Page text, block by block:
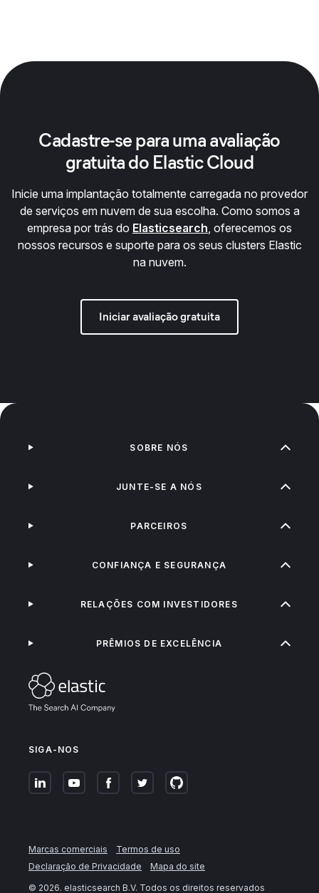
Cadastre-se para uma avaliação
gratuita do Elastic Cloud
Inicie uma implantação totalmente carregada no provedor
de serviços em nuvem de sua escolha. Como somos a
empresa por trás do Elasticsearch , oferecemos os
nossos recursos e suporte para os seus clusters Elastic
na nuvem.
Iniciar avaliação gratuita
SIGA-NOS
SOBRE NÓS
JUNTE-SE A NÓS
PARCEIROS
CONFIANÇA E SEGURANÇA
RELAÇÕES COM INVESTIDORES
PRÊMIOS DE EXCELÊNCIA
Marcas comerciais
Termos de uso
Declaração de Privacidade
Mapa do site
© 2026. elasticsearch B.V. Todos os direitos reservados